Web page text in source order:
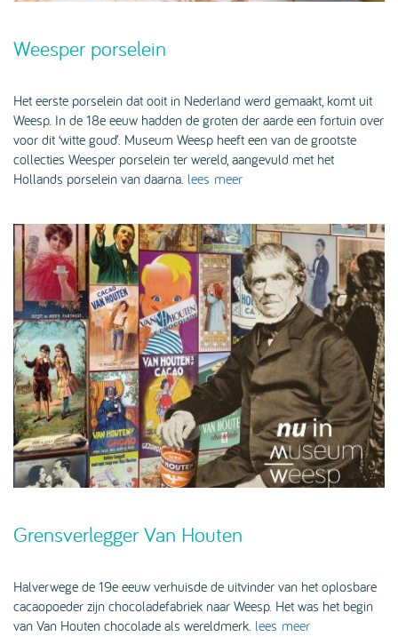
Weesper porselein
Het eerste porselein dat ooit in Nederland werd gemaakt, komt uit
Weesp. In de 18e eeuw hadden de groten der aarde een fortuin over
voor dit ‘witte goud’. Museum Weesp heeft een van de grootste
collecties Weesper porselein ter wereld, aangevuld met het
Hollands porselein van daarna. lees meer
Grensverlegger Van Houten
Halverwege de 19e eeuw verhuisde de uitvinder van het oplosbare
cacaopoeder zijn chocoladefabriek naar Weesp. Het was het begin
van Van Houten chocolade als wereldmerk. lees meer